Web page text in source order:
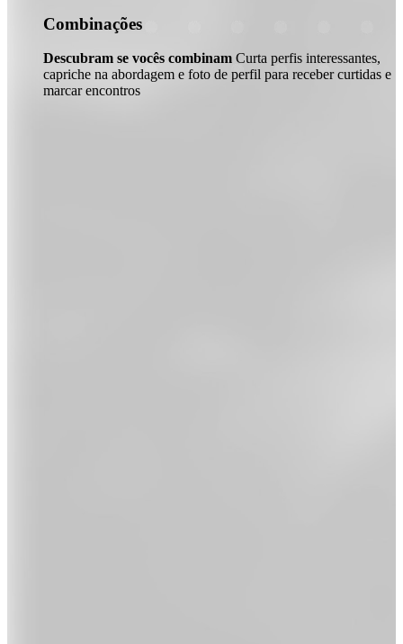
Combinações
Descubram se vocês combinam Curta perfis interessantes,
capriche na abordagem e foto de perfil para receber curtidas e
marcar encontros